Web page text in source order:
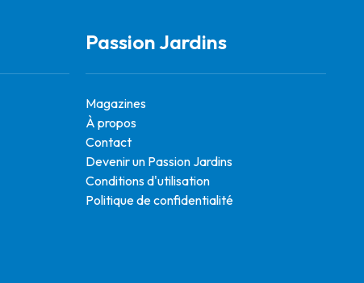
Passion Jardins
Magazines
À propos
Contact
Devenir un Passion Jardins
Conditions d'utilisation
Politique de confidentialité